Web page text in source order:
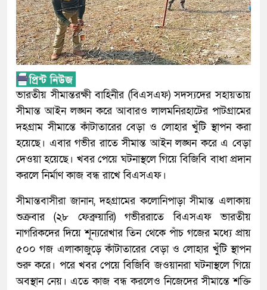
ভারতীয় সীমান্তরক্ষী বাহিনীর (বিএসএফ) সদস্যদের সহায়তায়
সীমান্ত আইন লঙ্ঘন করে আবারও লালমনিরহাটের পাটগ্রামের
দহগ্রাম সীমান্তে কাঁটাতারের বেড়া ও লোহার খুঁটি স্থাপন করা
হয়েছে। এবার গভীর রাতে সীমান্ত আইন লঙ্ঘন করে এ বেড়া
দেওয়া হয়েছে। খবর পেয়ে ঘটনাস্থলে গিয়ে বিজিবি বাধা প্রদান
করলে নির্মাণ কাজ বন্ধ রাখে বিএসএফ।
সীমান্তবাসীরা জানান, দহগ্রামের কলোনিপাড়া সীমান্ত এলাকায়
শুক্রবার (২৮ ফেব্রুয়ারি) গভীররাতে বিএসএফ ভারতীয়
নাগরিকদের দিয়ে শূন্যরেখার তিন থেকে পাঁচ গজের মধ্যে প্রায়
৫০০ গজ এলাকাজুড়ে কাঁটাতারের বেড়া ও লোহার খুঁটি স্থাপন
শুরু করে। পরে খবর পেয়ে বিজিবি জওয়ানরা ঘটনাস্থলে গিয়ে
অবস্থান নেয়। এতে কাজ বন্ধ করলেও নিজেদের সীমান্তে শক্তি